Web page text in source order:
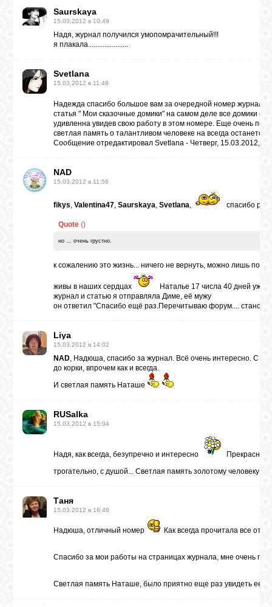
Saurskaya
15.03.2012 в 10:49
Надя, журнал получился умопомрачительный!!!
я плакала......................
Svetlana
15.03.2012 в 11:48
Надежда спасибо большое вам за очередной номер журнала.
статья " Мои сказочные домики" на самом деле все домики
удивленна увидев свою работу в этом номере. Еще очень
светлая память о талантливом человеке на всегда останется
Сообщение отредактировал Svetlana - Четверг, 15.03.2012,
NAD
15.03.2012 в 11:56
fikys, Valentina47, Saurskaya, Svetlana, спасибо
Quote ()
но ... очень грустно.
к сожалению это жизнь... ничего не вернуть, можно лишь
живы в наших сердцах
Наталье 17 числа 40 дней уже
журнал и статью я отправляла Диме, её мужу
он ответил "Спасибо ещё раз.Перечитываю форум....
Liya
15.03.2012 в 14:02
NAD, Надюша, спасибо за журнал. Всё очень интересно. С
до корки, впрочем как и всегда.
И светлая память Наташе
RUSalka
15.03.2012 в 15:04
Надя, как всегда, безупречно и интересно
Прекрасная
трогательно, с душой... Светлая память золотому человеку
Таня
15.03.2012 в 16:46
Надюша, отличный номер Как всегда прочитала все
Спасибо за мои работы на страницах журнала, мне очень
Светлая память Наташе, было приятно еще раз увидеть ее